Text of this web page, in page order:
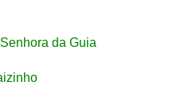
da Guia